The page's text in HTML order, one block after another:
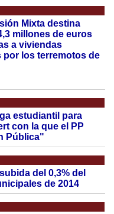
Mixta destina
millones de euros
a viviendas
por los terremotos de
estudiantil para
con la que el PP
Pública"
del 0,3% del
de 2014